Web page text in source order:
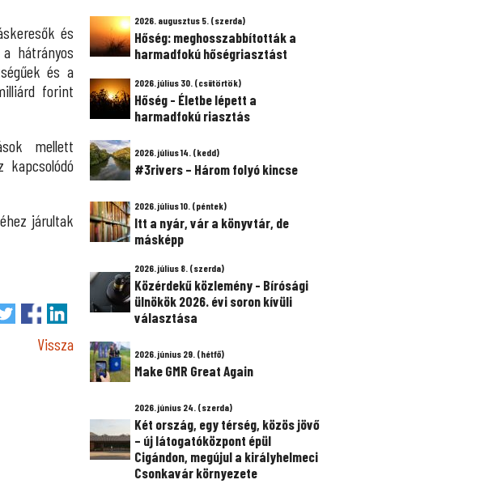
és
hátrányos
és a
forint
mellett
kapcsolódó
járultak
Vissza
2026. augusztus 5. (szerda)
Hőség: meghosszabbították a
harmadfokú hőségriasztást
2026. július 30. (csütörtök)
Hőség - Életbe lépett a
harmadfokú riasztás
2026. július 14. (kedd)
#3rivers – Három folyó kincse
2026. július 10. (péntek)
Itt a nyár, vár a könyvtár, de
másképp
2026. július 8. (szerda)
Közérdekű közlemény - Bírósági
ülnökök 2026. évi soron kívüli
választása
2026. június 29. (hétfő)
Make GMR Great Again
2026. június 24. (szerda)
Két ország, egy térség, közös jövő
– új látogatóközpont épül
Cigándon, megújul a királyhelmeci
Csonkavár környezete